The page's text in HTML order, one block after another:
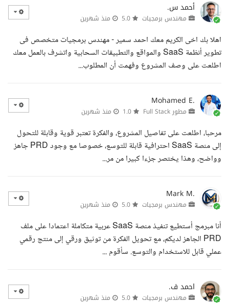
أحمد س.
مهندس برمجيات منذ شهرين
اهلا بك اخى الكريم معك احمد سمير - مهندس برمجيات متخصص فى
تطوير أنظمة SaaS والمواقع والتطبيقات السحابية واتشرف بالعمل معك
اطلعت على وصف المشروع وفهمت أن المطلوب...
Mohamed E.
مطور Full Stack منذ شهرين
مرحبا، اطلعت على تفاصيل المشروع، والفكرة تعتبر قوية وقابلة للتحول
إلى منصة SaaS احترافية قابلة للتوسع، خصوصا مع وجود PRD جاهز
وواضح، وهذا يختصر جزءا كبيرا من مر...
Mark M.
مهندس برمجيات منذ شهرين
أنا مبرمج أستطيع تنفيذ منصة SaaS عربية متكاملة اعتمادا على ملف
PRD الجاهز لديكم، مع تحويل الفكرة من توثيق ورقي إلى منتج رقمي
عملي قابل للاستخدام والتوسع. سأقوم ...
احمد ف.
مهندس برمجيات منذ شهرين